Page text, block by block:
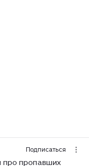
Подписаться
про пропавших